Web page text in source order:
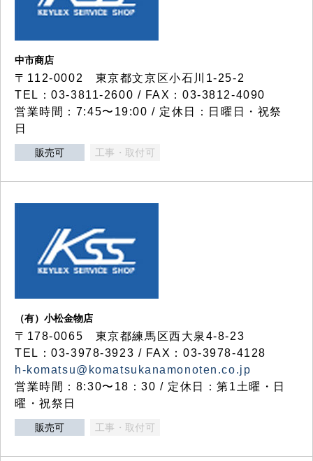
中市商店
〒112-0002 東京都文京区小石川1-25-2
TEL：03-3811-2600 / FAX：03-3812-4090
営業時間：7:45〜19:00 / 定休日：日曜日・祝祭
日
販売可 工事・取付可
（有）小松金物店
〒178-0065 東京都練馬区西大泉4-8-23
TEL：03-3978-3923 / FAX：03-3978-4128
h-komatsu@komatsukanamonoten.co.jp
営業時間：8:30〜18：30 / 定休日：第1土曜・日
曜・祝祭日
販売可 工事・取付可